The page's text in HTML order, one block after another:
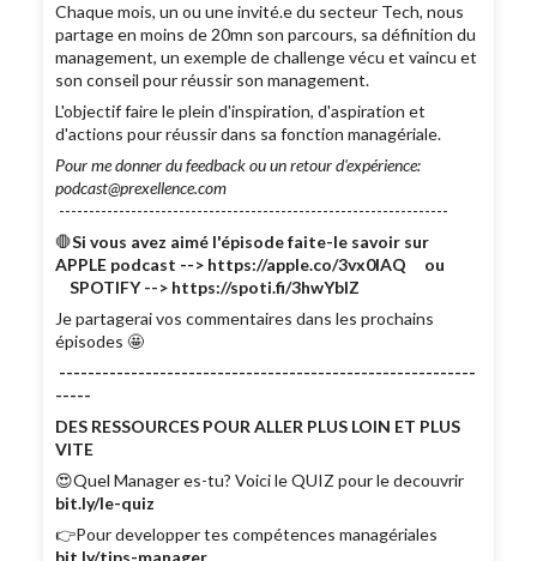
Chaque mois, un ou une invité.e du secteur Tech, nous
partage en moins de 20mn son parcours, sa définition du
management, un exemple de challenge vécu et vaincu et
son conseil pour réussir son management.
L'objectif faire le plein d'inspiration, d'aspiration et
d'actions pour réussir dans sa fonction managériale.
Pour me donner du feedback ou un retour d'expérience:
podcast@prexellence.com
-----------------------------------------------------------------
🛑Si vous avez aimé l'épisode faite-le savoir sur
APPLE podcast --> https://apple.co/3vx0lAQ ou
SPOTIFY --> https://spoti.fi/3hwYbIZ
Je partagerai vos commentaires dans les prochains
épisodes 🤩
----------------------------------------------------------
-----
DES RESSOURCES POUR ALLER PLUS LOIN ET PLUS
VITE
😍Quel Manager es-tu? Voici le QUIZ pour le decouvrir
bit.ly/le-quiz
👉Pour developper tes compétences managériales